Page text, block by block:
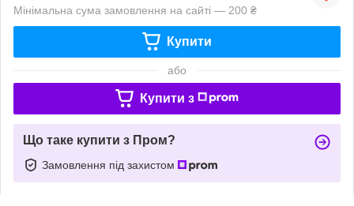
Мінімальна сума замовлення на сайті — 200 ₴
Купити
або
Купити з
Що таке купити з Пром?
Замовлення під захистом